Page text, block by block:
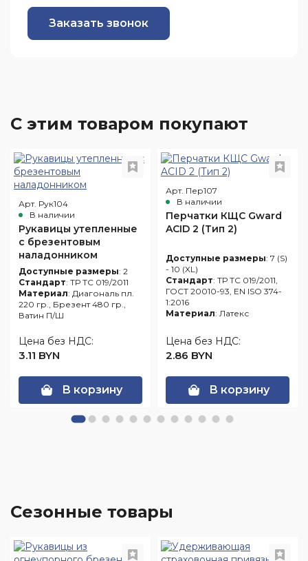
Заказать звонок
С этим товаром покупают
Арт. Рук104
В наличии
Рукавицы утепленные
с брезентовым
наладонником
Доступные размеры: 2
Стандарт: ТР ТС 019/2011
Материал: Диагональ пл.
220 гр., Брезент 480 гр.,
Ватин П/Ш
Цена без НДС:
3.11 BYN
В корзину
Арт. Пер107
В наличии
Перчатки КЩС Gward
ACID 2 (Тип 2)
Доступные размеры: 7 (S)
- 10 (XL)
Стандарт: ТР ТС 019/2011,
ГОСТ 20010-93, EN ISO 374-
1:2016
Материал: Латекс
Цена без НДС:
2.86 BYN
В корзину
Сезонные товары